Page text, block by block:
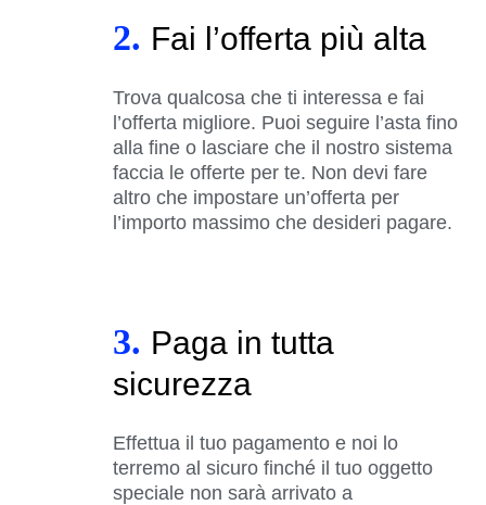
2. Fai l’offerta più alta
Trova qualcosa che ti interessa e fai
l’offerta migliore. Puoi seguire l’asta fino
alla fine o lasciare che il nostro sistema
faccia le offerte per te. Non devi fare
altro che impostare un’offerta per
l’importo massimo che desideri pagare.
3. Paga in tutta
sicurezza
Effettua il tuo pagamento e noi lo
terremo al sicuro finché il tuo oggetto
speciale non sarà arrivato a